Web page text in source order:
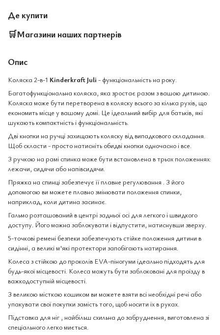
Де купити
🛒Магазини наших партнерів
Опис
Коляска 2-в-1 Kinderkraft Juli - функціональність на року.
Багатофункціональна коляска, яка зростає разом з вашою дитиною.
Коляска може бути перетворена в коляску всього за кілька рухів, що
економить місце у вашому домі. Це ідеальний вибір для батьків, які
шукають компактність і функціональність.
Дві кнопки на ручці захищають коляску від випадкового складання.
Щоб скласти - просто натисніть обидві кнопки одночасно і все.
З ручкою на рамі спинка може бути встановлена ​​в трьох положеннях:
лежачи, сидячи або напівсидячи.
Пряжка на спинці забезпечує її плавне регулювання . З його
допомогою ви можете плавно змінювати положення спинки,
наприклад, коли дитина засинає.
Гальмо розташований в центрі задньої осі для легкого і швидкого
доступу. Його можна заблокувати і відпустити, натиснувши зверху.
5-точкові ремені безпеки забезпечують стійке положення дитини в
сидінні, а великі м'які протектори запобігають натирання.
Колеса з стійкою до проколів EVA-піногуми ідеально підходять для
будь-якої місцевості. Колеса можуть бути заблоковані для проїзду в
важкодоступній місцевості.
З великою місткою кошиком ви можете взяти всі необхідні речі або
упакувати свої покупки замість того, щоб носити їх в руках.
Підставка для ніг , найбільш схильна до забруднення, виготовлена ​​зі
спеціального легко миється.